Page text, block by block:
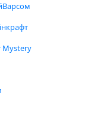
Mystery